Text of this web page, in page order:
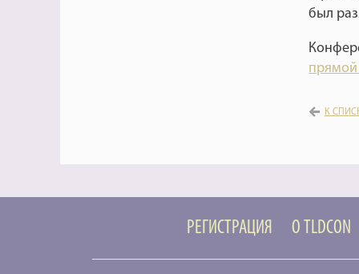
был
прямой
К
РЕГИСТРАЦИЯ О TLDCON